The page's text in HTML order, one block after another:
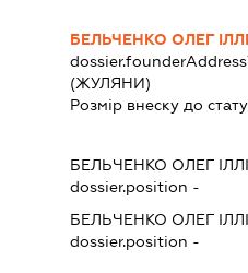
БЕЛЬЧЕНКО ОЛЕГ
dossier.founderAddress
(ЖУЛЯНИ)
Розмір внеску до
БЕЛЬЧЕНКО ОЛЕГ
dossier.position -
БЕЛЬЧЕНКО ОЛЕГ
dossier.position -